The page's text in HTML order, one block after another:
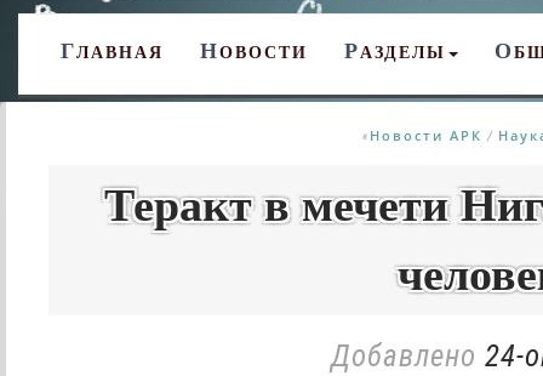
ГЛАВНАЯ НОВОСТИ РАЗДЕЛЫ О
« Новости АРК /
Теракт в мечети
Добавлено 24-